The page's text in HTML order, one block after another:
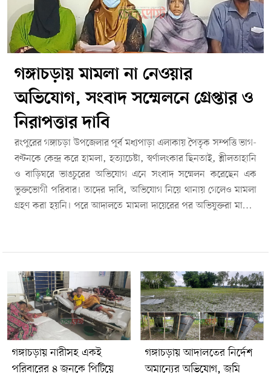
গঙ্গাচড়ায় মামলা না নেওয়ার
অভিযোগ, সংবাদ সম্মেলনে গ্রেপ্তার ও
নিরাপত্তার দাবি
রংপুরের গঙ্গাচড়া উপজেলার পূর্ব মধ্যপাড়া এলাকায় পৈতৃক সম্পত্তি ভাগ-
বণ্টনকে কেন্দ্র করে হামলা, হত্যাচেষ্টা, স্বর্ণালংকার ছিনতাই, শ্লীলতাহানি
ও বাড়িঘরে ভাঙচুরের অভিযোগ এনে সংবাদ সম্মেলন করেছেন এক
ভুক্তভোগী পরিবার। তাদের দাবি, অভিযোগ নিয়ে থানায় গেলেও মামলা
গ্রহণ করা হয়নি। পরে আদালতে মামলা দায়েরের পর অভিযুক্তরা মামলা
সময় উপস্থিত ছিলেন ভুক্তভোগী শরিফুল ইসলাম (৫২) ও পরিবারের
সদস্যরা।লিখিত বক্তব্যে বলা হয়, গঙ্গাচড়া ইউনিয়নের পূর্ব মধ্যপাড়া
এলাকায় পৈতৃক সম্পত্তি ভাগ-বণ্টন নিয়ে দীর্ঘদিন ধরে শরিফুল ইসলামের
সঙ্গে তাঁর ভাই ও ভাতিজাদের বিরোধ চলছিল। এ ঘটনায় তিনি মো.
হায়দার আলী, মো. মেরাজ আলী, মো. আব্দুস সোবহান, মো. হামিদুল
ইসলাম ও মো. হযরত বেলালকে অভিযুক্ত করেন।অভিযোগ অনুযায়ী,
গত ২১ জুলাই দুপুরে পৈতৃক জমিতে জোরপূর্বক মাপজোকের প্রতিবাদ
করলে শরিফুল ইসলামকে লাঠিসোটা ও দেশীয় অস্ত্র দিয়ে মারধর করা
গঙ্গাচড়ায় নারীসহ একই
পরিবারের ৪ জনকে পিটিয়ে
গঙ্গাচড়ায় আদালতের নির্দেশ
অমান্যের অভিযোগ, জমি